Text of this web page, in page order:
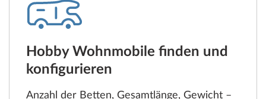
Hobby Wohnmobile finden und
konfigurieren
Anzahl der Betten, Gesamtlänge, Gewicht –